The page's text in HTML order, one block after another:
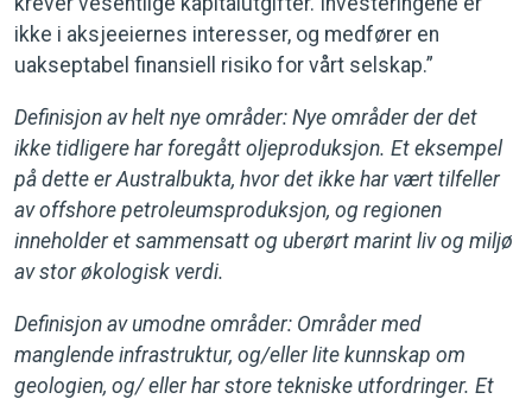
ikke i aksjeeiernes interesser, og medfører en
uakseptabel finansiell risiko for vårt selskap.”
Definisjon av helt nye områder: Nye områder der det
ikke tidligere har foregått oljeproduksjon. Et eksempel
på dette er Australbukta, hvor det ikke har vært tilfeller
av offshore petroleumsproduksjon, og regionen
inneholder et sammensatt og uberørt marint liv og miljø
av stor økologisk verdi.
Definisjon av umodne områder: Områder med
manglende infrastruktur, og/eller lite kunnskap om
geologien, og/ eller har store tekniske utfordringer. Et